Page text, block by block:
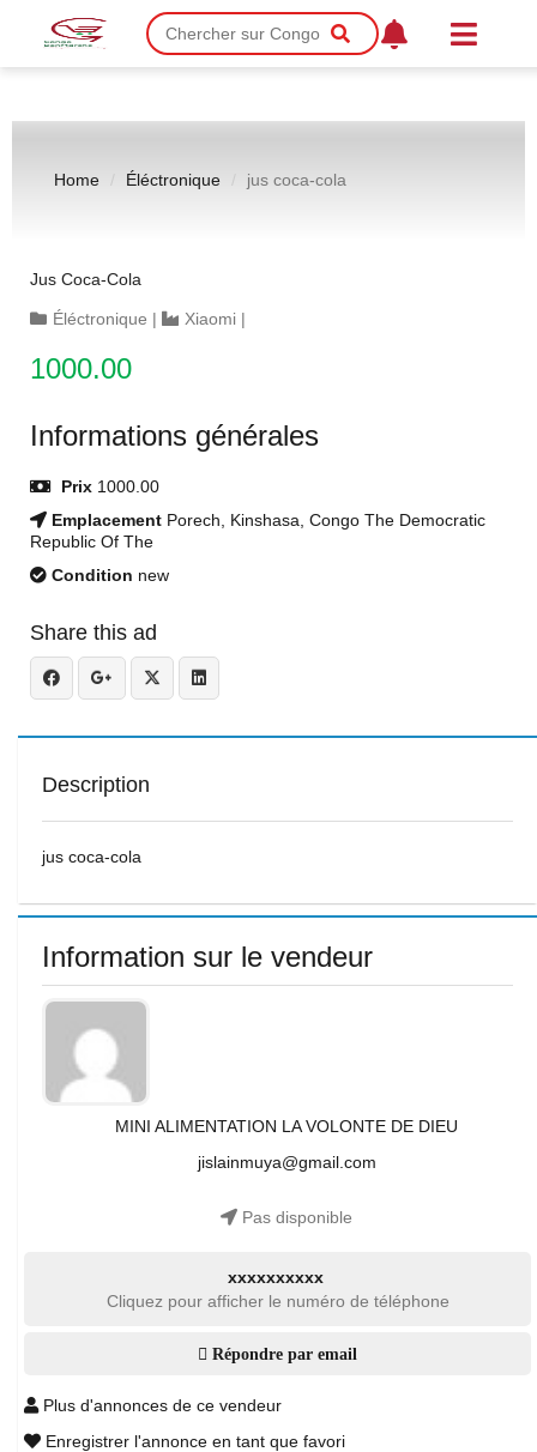
Home Éléctronique jus coca-cola
Jus Coca-Cola
Éléctronique | Xiaomi |
1000.00
Informations générales
Prix 1000.00
Emplacement Porech, Kinshasa, Congo The Democratic
Republic Of The
Condition new
Share this ad
Description
jus coca-cola
Information sur le vendeur
MINI ALIMENTATION LA VOLONTE DE DIEU
jislainmuya@gmail.com
Pas disponible
xxxxxxxxxx
Cliquez pour afficher le numéro de téléphone
Répondre par email
Plus d'annonces de ce vendeur
Enregistrer l'annonce en tant que favori